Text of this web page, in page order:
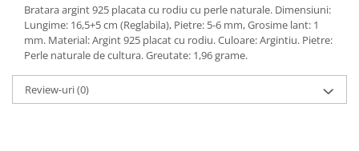
Bratara argint 925 placata cu rodiu cu perle naturale. Dimensiuni:
Lungime: 16,5+5 cm (Reglabila), Pietre: 5-6 mm, Grosime lant: 1
mm. Material: Argint 925 placat cu rodiu. Culoare: Argintiu. Pietre:
Perle naturale de cultura. Greutate: 1,96 grame.
Review-uri(0)